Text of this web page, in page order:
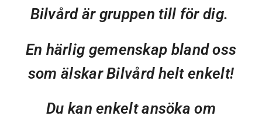
Bilvård är gruppen till för dig.
En härlig gemenskap bland oss
som älskar Bilvård helt enkelt!
Du kan enkelt ansöka om